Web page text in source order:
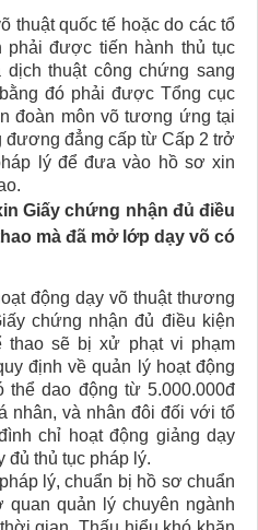
thuật quốc tế hoặc do các tổ
được tiến hành thủ tục
thuật công chứng sang
đó phải được Tổng cục
đoàn môn võ tương ứng tại
đẳng cấp từ Cấp 2 trở
lý để đưa vào hồ sơ xin
Giấy chứng nhận đủ điều
mà đã mở lớp dạy võ có
động dạy võ thuật thương
chứng nhận đủ điều kiện
thao sẽ bị xử phạt vi phạm
định về quản lý hoạt động
thể dao động từ 5.000.000đ
nhân, và nhân đôi đối với tổ
chỉ hoạt động giảng dạy
đủ thủ tục pháp lý.
lý, chuẩn bị hồ sơ chuẩn
quản lý chuyên ngành